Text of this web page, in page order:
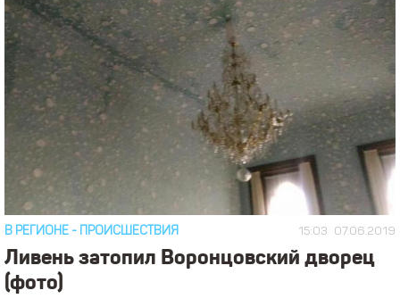
15:03 07.06.2019
В РЕГИОНЕ - ПРОИСШЕСТВИЯ
Ливень затопил Воронцовский дворец
(фото)